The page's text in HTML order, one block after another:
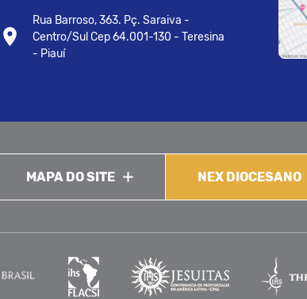
Rua Barroso, 363. Pç. Saraiva -
Centro/Sul Cep 64.001-130 - Teresina
- Piauí
MAPA DO SITE NEX DIOCESANO